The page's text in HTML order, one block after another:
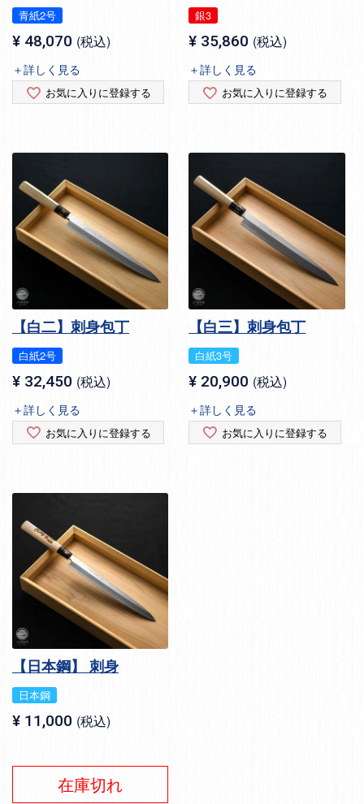
青紙2号
¥ 48,070 税込
＋詳しく見る
お気に入りに登録する
銀3
¥ 35,860 税込
＋詳しく見る
お気に入りに登録する
【白二】刺身包丁
白紙2号
¥ 32,450 税込
＋詳しく見る
お気に入りに登録する
【白三】刺身包丁
白紙3号
¥ 20,900 税込
＋詳しく見る
お気に入りに登録する
【日本鋼】 刺身
日本鋼
¥ 11,000 税込
在庫切れ